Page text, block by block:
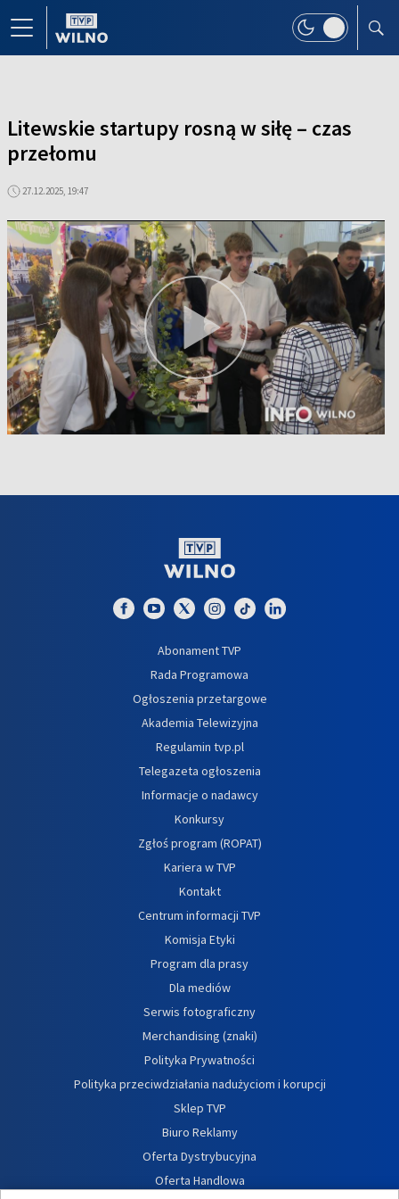
Litewskie startupy rosną w siłę – czas
przełomu
27.12.2025, 19:47
Abonament TVP
Rada Programowa
Ogłoszenia przetargowe
Akademia Telewizyjna
Regulamin tvp.pl
Telegazeta ogłoszenia
Informacje o nadawcy
Konkursy
Zgłoś program (ROPAT)
Kariera w TVP
Kontakt
Centrum informacji TVP
Komisja Etyki
Program dla prasy
Dla mediów
Serwis fotograficzny
Merchandising (znaki)
Polityka Prywatności
Polityka przeciwdziałania nadużyciom i korupcji
Sklep TVP
Biuro Reklamy
Oferta Dystrybucyjna
Oferta Handlowa